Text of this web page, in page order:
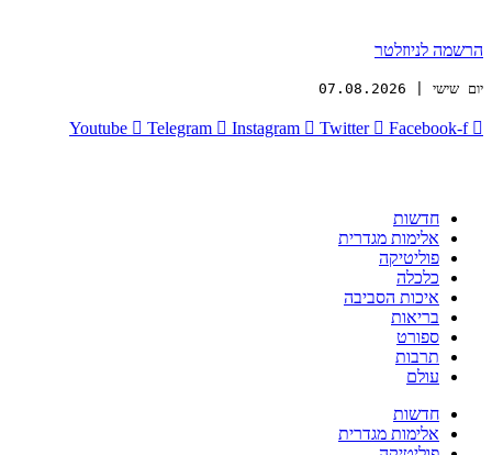
הרשמה לניוזלטר
יום שישי | 07.08.2026
Youtube Telegram Instagram Twitter Facebook-f
חדשות
אלימות מגדרית
פוליטיקה
כלכלה
איכות הסביבה
בריאות
ספורט
תרבות
עולם
חדשות
אלימות מגדרית